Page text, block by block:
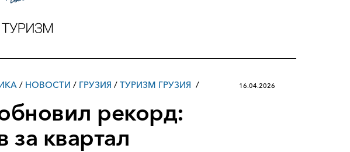
/ НОВОСТИ / ГРУЗИЯ / ТУРИЗМ ГРУЗИЯ 16.04.2026
рекорд:
квартал